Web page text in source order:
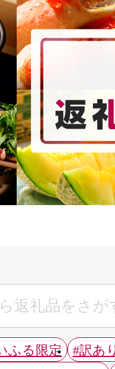
ふる限定 #訳あ